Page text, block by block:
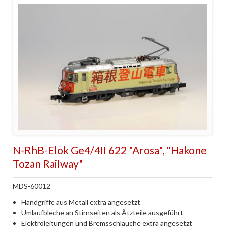
N-RhB-Elok Ge4/4II 622 "Arosa", "Hakone
Tozan Railway"
MDS-60012
Handgriffe aus Metall extra angesetzt
Umlaufbleche an Stirnseiten als Ätzteile ausgeführt
Elektroleitungen und Bremsschläuche extra angesetzt